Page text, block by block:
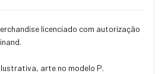
licenciado com autorização
arte no modelo P.